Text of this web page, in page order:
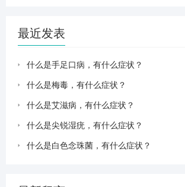
最近发表
什么是手足口病，有什么症状？
什么是梅毒，有什么症状？
什么是艾滋病，有什么症状？
什么是尖锐湿疣，有什么症状？
什么是白色念珠菌，有什么症状？